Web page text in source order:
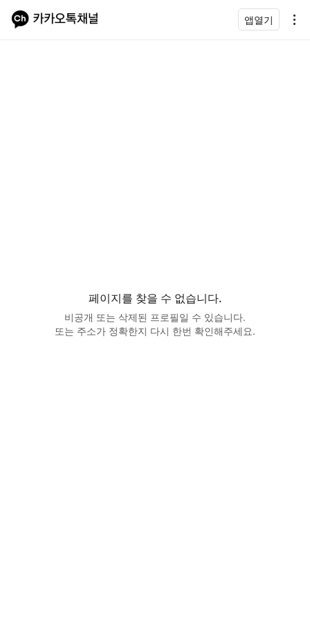
앱열기
페이지를 찾을 수 없습니다.
비공개 또는 삭제된 프로필일 수 있습니다.
또는 주소가 정확한지 다시 한번 확인해주세요.